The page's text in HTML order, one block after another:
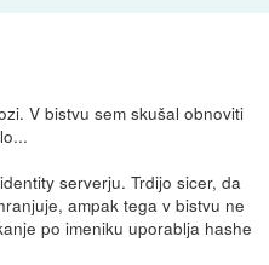
V bistvu sem skušal obnoviti
serverju. Trdijo sicer, da
ampak tega v bistvu ne
po imeniku uporablja hashe